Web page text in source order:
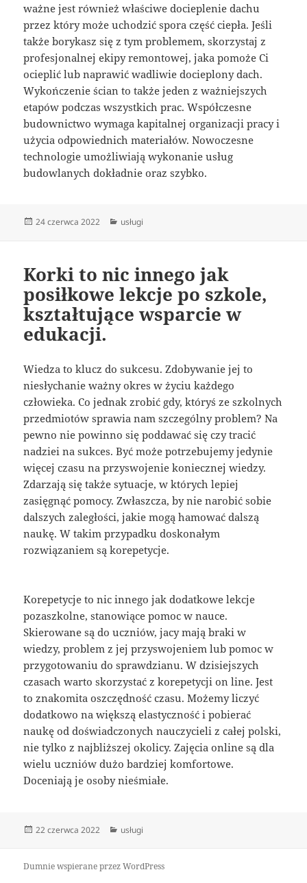
ważne jest również właściwe docieplenie dachu
przez który może uchodzić spora część ciepła. Jeśli
także borykasz się z tym problemem, skorzystaj z
profesjonalnej ekipy remontowej, jaka pomoże Ci
ocieplić lub naprawić wadliwie docieplony dach.
Wykończenie ścian to także jeden z ważniejszych
etapów podczas wszystkich prac. Współczesne
budownictwo wymaga kapitalnej organizacji pracy i
użycia odpowiednich materiałów. Nowoczesne
technologie umożliwiają wykonanie usług
budowlanych dokładnie oraz szybko.
Data
24 czerwca 2022 Kategorie
usługi
Korki to nic innego jak
posiłkowe lekcje po szkole,
kształtujące wsparcie w
edukacji.
Wiedza to klucz do sukcesu. Zdobywanie jej to
niesłychanie ważny okres w życiu każdego
człowieka. Co jednak zrobić gdy, któryś ze szkolnych
przedmiotów sprawia nam szczególny problem? Na
pewno nie powinno się poddawać się czy tracić
nadziei na sukces. Być może potrzebujemy jedynie
więcej czasu na przyswojenie koniecznej wiedzy.
Zdarzają się także sytuacje, w których lepiej
zasięgnąć pomocy. Zwłaszcza, by nie narobić sobie
dalszych zaległości, jakie mogą hamować dalszą
naukę. W takim przypadku doskonałym
rozwiązaniem są korepetycje.
Korepetycje to nic innego jak dodatkowe lekcje
pozaszkolne, stanowiące pomoc w nauce.
Skierowane są do uczniów, jacy mają braki w
wiedzy, problem z jej przyswojeniem lub pomoc w
przygotowaniu do sprawdzianu. W dzisiejszych
czasach warto skorzystać z korepetycji on line. Jest
to znakomita oszczędność czasu. Możemy liczyć
dodatkowo na większą elastyczność i pobierać
naukę od doświadczonych nauczycieli z całej polski,
nie tylko z najbliższej okolicy. Zajęcia online są dla
wielu uczniów dużo bardziej komfortowe.
Doceniają je osoby nieśmiałe.
Data
22 czerwca 2022 Kategorie
usługi
Dumnie wspierane przez WordPress